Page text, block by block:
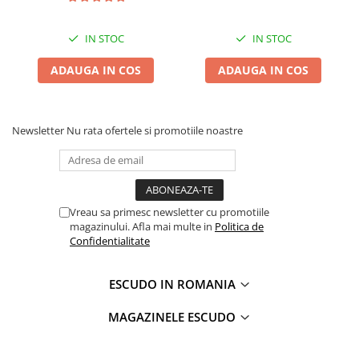
IN STOC
ADAUGA IN COS
IN STOC
ADAUGA IN COS
Newsletter Nu rata ofertele si promotiile noastre
Vreau sa primesc newsletter cu promotiile
magazinului. Afla mai multe in Politica de
Confidentialitate
ESCUDO IN ROMANIA
MAGAZINELE ESCUDO